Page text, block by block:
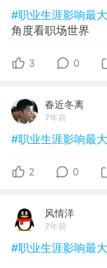
#职业生涯影响最
角度看职场世界
3 0
春近冬离
7年前
#职业生涯影响最
2 0
风情洋
7年前
#职业生涯影响最